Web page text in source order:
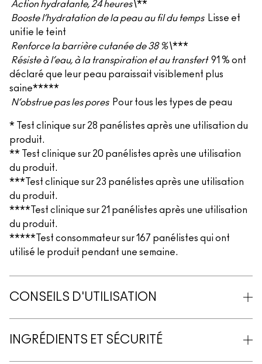
Action hydratante, 24 heures\**
Booste l’hydratation de la peau au fil du temps Lisse et
unifie le teint
Renforce la barrière cutanée de 38 %\***
Résiste à l’eau, à la transpiration et au transfert 91 % ont
déclaré que leur peau paraissait visiblement plus
saine*****
N’obstrue pas les pores Pour tous les types de peau
* Test clinique sur 28 panélistes après une utilisation du
produit.
** Test clinique sur 20 panélistes après une utilisation
du produit.
***Test clinique sur 23 panélistes après une utilisation
du produit.
****Test clinique sur 21 panélistes après une utilisation
du produit.
*****Test consommateur sur 167 panélistes qui ont
utilisé le produit pendant une semaine.
CONSEILS D'UTILISATION
INGRÉDIENTS ET SÉCURITÉ